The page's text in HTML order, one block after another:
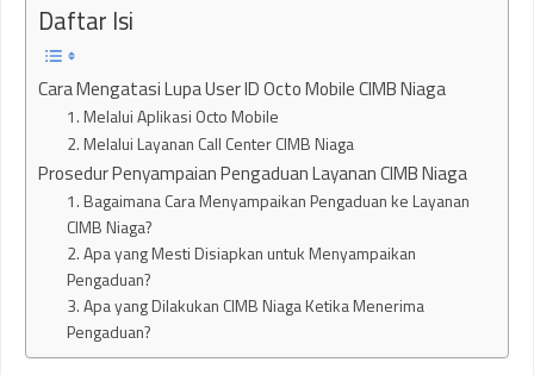
Daftar Isi
Cara Mengatasi Lupa User ID Octo Mobile CIMB Niaga
1. Melalui Aplikasi Octo Mobile
2. Melalui Layanan Call Center CIMB Niaga
Prosedur Penyampaian Pengaduan Layanan CIMB Niaga
1. Bagaimana Cara Menyampaikan Pengaduan ke Layanan
CIMB Niaga?
2. Apa yang Mesti Disiapkan untuk Menyampaikan
Pengaduan?
3. Apa yang Dilakukan CIMB Niaga Ketika Menerima
Pengaduan?